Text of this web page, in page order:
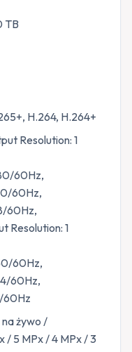
TB
H.264, H.264+
Resolution: 1
60Hz,
60Hz,
60Hz,
Resolution: 1
60Hz,
60Hz,
60Hz
żywo /
/ 5 MPx / 4 MPx / 3